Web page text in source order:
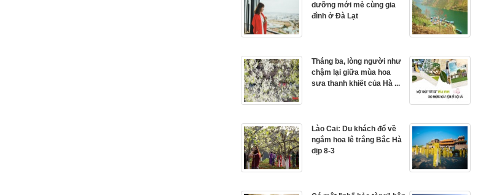
dưỡng mới mẻ cùng gia
đình ở Đà Lạt
Tháng ba, lòng người như
chậm lại giữa mùa hoa
sưa thanh khiết của Hà ...
Lào Cai: Du khách đổ về
ngắm hoa lê trắng Bắc Hà
dịp 8-3